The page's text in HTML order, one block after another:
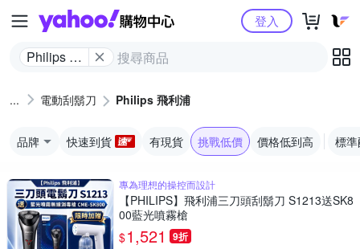
Yahoo購物中心
Philips 飛
登入
電動刮鬍刀 Philips 飛利浦
品牌 快速到貨 有現貨 挑戰低價 價格低到高 標
專為理想的操控而設計
【PHILIPS】飛利浦三刀頭刮鬍刀 S1213送SK8
00藍光噴霧槍
$1,521 9折